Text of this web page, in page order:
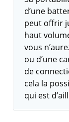
d’une
peut offrir
haut
vous
ou d’une
de
cela la
qui est